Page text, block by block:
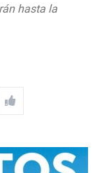
hasta la